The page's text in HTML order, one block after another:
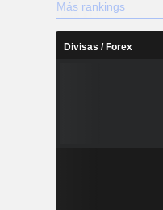
Más rankings
Divisas / Forex